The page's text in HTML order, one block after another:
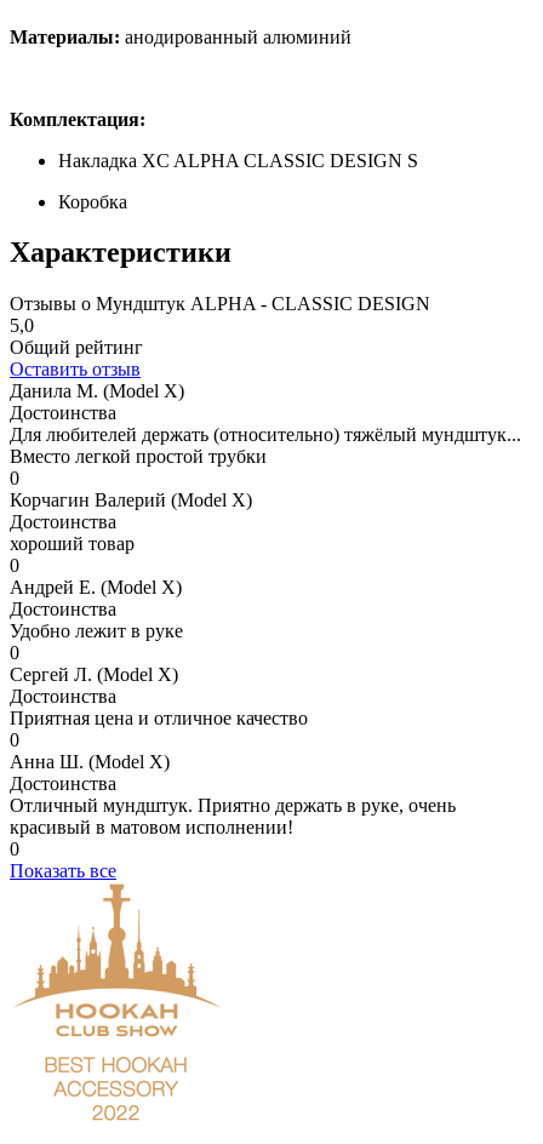
Материалы: анодированный алюминий
Комплектация:
Накладка XC ALPHA CLASSIC DESIGN S
Коробка
Характеристики
Отзывы о Мундштук ALPHA - CLASSIC DESIGN
5,0
Общий рейтинг
Оставить отзыв
Данила М. (Model X)
Достоинства
Для любителей держать (относительно) тяжёлый мундштук...
Вместо легкой простой трубки
0
Корчагин Валерий (Model X)
Достоинства
хороший товар
0
Андрей Е. (Model X)
Достоинства
Удобно лежит в руке
0
Сергей Л. (Model X)
Достоинства
Приятная цена и отличное качество
0
Анна Ш. (Model X)
Достоинства
Отличный мундштук. Приятно держать в руке, очень
красивый в матовом исполнении!
0
Показать все